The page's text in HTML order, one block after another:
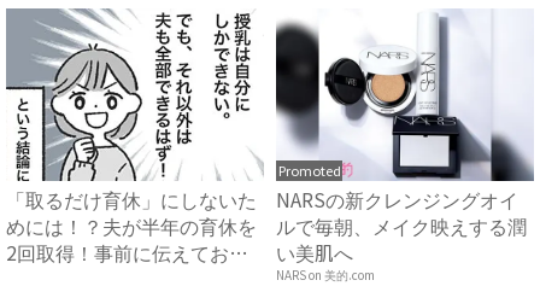
「取るだけ育休」にしないた
めには！？夫が半年の育休を
2回取得！事前に伝えておい
Promoted
NARSの新クレンジングオイ
ルで毎朝、メイク映えする潤
い美肌へ
NARS on 美的.com